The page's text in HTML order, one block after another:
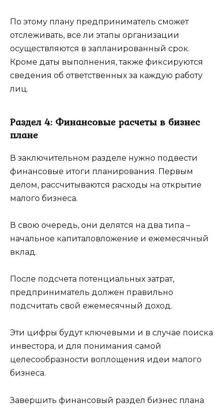
По этому плану предприниматель сможет
отслеживать, все ли этапы организации
осуществляются в запланированный срок.
Кроме даты выполнения, также фиксируются
сведения об ответственных за каждую работу
лиц.
Раздел 4: Финансовые расчеты в бизнес
плане
В заключительном разделе нужно подвести
финансовые итоги планирования. Первым
делом, рассчитываются расходы на открытие
малого бизнеса.
В свою очередь, они делятся на два типа –
начальное капиталовложение и ежемесячный
вклад.
После подсчета потенциальных затрат,
предприниматель должен правильно
подсчитать свой ежемесячный доход.
Эти цифры будут ключевыми и в случае поиска
инвестора, и для понимания самой
целесообразности воплощения идеи малого
бизнеса.
Завершить финансовый раздел бизнес плана